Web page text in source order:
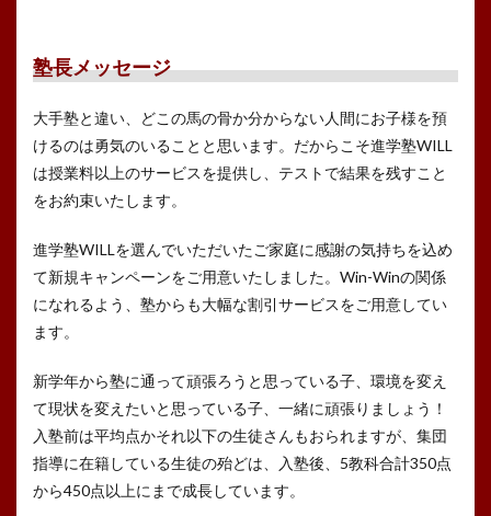
塾長メッセージ
大手塾と違い、どこの馬の骨か分からない人間にお子様を預
けるのは勇気のいることと思います。だからこそ進学塾WILL
は授業料以上のサービスを提供し、テストで結果を残すこと
をお約束いたします。
進学塾WILLを選んでいただいたご家庭に感謝の気持ちを込め
て新規キャンペーンをご用意いたしました。Win-Winの関係
になれるよう、塾からも大幅な割引サービスをご用意してい
ます。
新学年から塾に通って頑張ろうと思っている子、環境を変え
て現状を変えたいと思っている子、一緒に頑張りましょう！
入塾前は平均点かそれ以下の生徒さんもおられますが、集団
指導に在籍している生徒の殆どは、入塾後、5教科合計350点
から450点以上にまで成長しています。